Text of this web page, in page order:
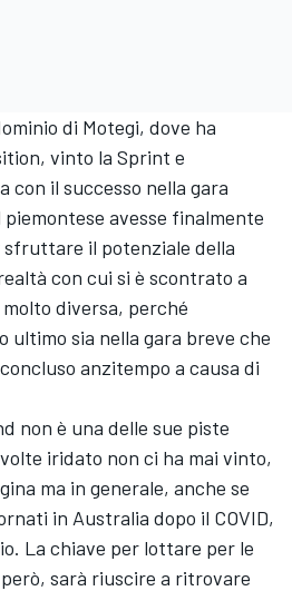
di Motegi, dove ha
vinto la Sprint e
il successo nella gara
avesse finalmente
il potenziale della
con cui si è scontrato a
diversa, perché
ultimo sia nella gara breve che
anzitempo a causa di
non è una delle sue piste
iridato non ci ha mai vinto,
ma in generale, anche se
in Australia dopo il COVID,
La chiave per lottare per le
sarà riuscire a ritrovare